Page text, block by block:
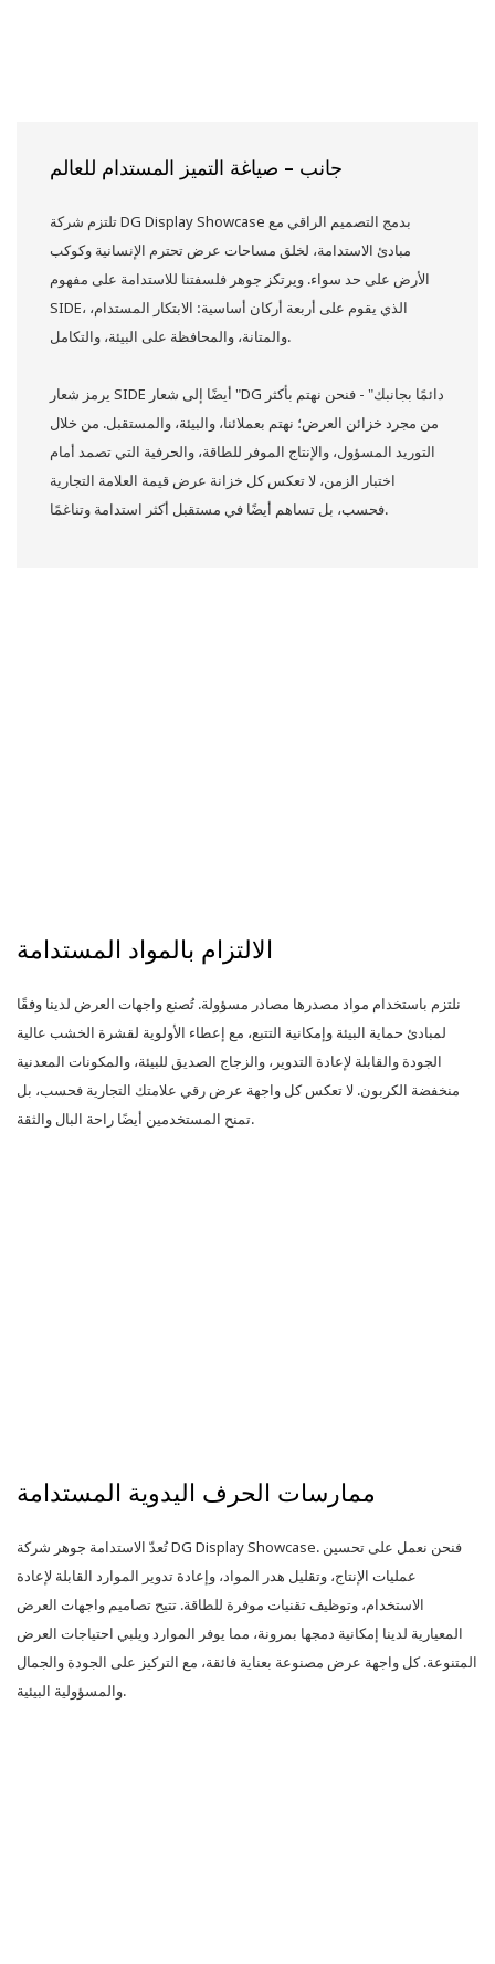
جانب - صياغة التميز المستدام للعالم
تلتزم شركة DG Display Showcase بدمج التصميم الراقي مع
مبادئ الاستدامة، لخلق مساحات عرض تحترم الإنسانية وكوكب
الأرض على حد سواء. ويرتكز جوهر فلسفتنا للاستدامة على مفهوم
SIDE، الذي يقوم على أربعة أركان أساسية: الابتكار المستدام،
والمتانة، والمحافظة على البيئة، والتكامل.
يرمز شعار SIDE أيضًا إلى شعار "DG دائمًا بجانبك" - فنحن نهتم بأكثر
من مجرد خزائن العرض؛ نهتم بعملائنا، والبيئة، والمستقبل. من خلال
التوريد المسؤول، والإنتاج الموفر للطاقة، والحرفية التي تصمد أمام
اختبار الزمن، لا تعكس كل خزانة عرض قيمة العلامة التجارية
فحسب، بل تساهم أيضًا في مستقبل أكثر استدامة وتناغمًا.
الالتزام بالمواد المستدامة
نلتزم باستخدام مواد مصدرها مصادر مسؤولة. تُصنع واجهات العرض لدينا وفقًا
لمبادئ حماية البيئة وإمكانية التتبع، مع إعطاء الأولوية لقشرة الخشب عالية
الجودة والقابلة لإعادة التدوير، والزجاج الصديق للبيئة، والمكونات المعدنية
منخفضة الكربون. لا تعكس كل واجهة عرض رقي علامتك التجارية فحسب، بل
تمنح المستخدمين أيضًا راحة البال والثقة.
ممارسات الحرف اليدوية المستدامة
تُعدّ الاستدامة جوهر شركة DG Display Showcase. فنحن نعمل على تحسين
عمليات الإنتاج، وتقليل هدر المواد، وإعادة تدوير الموارد القابلة لإعادة
الاستخدام، وتوظيف تقنيات موفرة للطاقة. تتيح تصاميم واجهات العرض
المعيارية لدينا إمكانية دمجها بمرونة، مما يوفر الموارد ويلبي احتياجات العرض
المتنوعة. كل واجهة عرض مصنوعة بعناية فائقة، مع التركيز على الجودة والجمال
والمسؤولية البيئية.